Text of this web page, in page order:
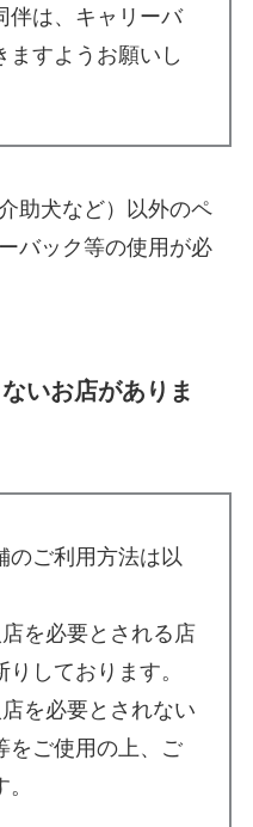
伴は、キャリーバ
ますようお願いし
助犬など）以外のペ
バック等の使用が必
いお店がありま
のご利用方法は以
を必要とされる店
しております。
を必要とされない
をご使用の上、ご